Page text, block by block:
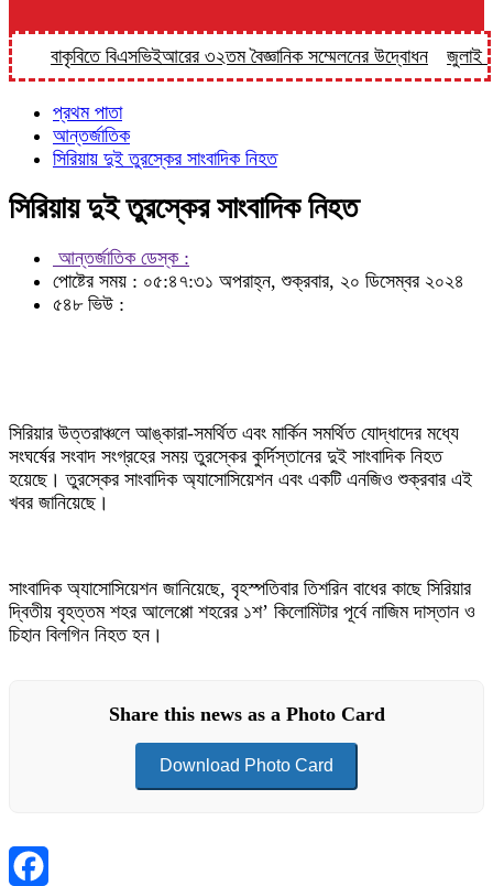
বাকৃবিতে বিএসভিইআরের ৩২তম বৈজ্ঞানিক সম্মেলনের উদ্বোধন জুলাই
প্রথম পাতা
আন্তর্জাতিক
সিরিয়ায় দুই তুরস্কের সাংবাদিক নিহত
সিরিয়ায় দুই তুরস্কের সাংবাদিক নিহত
আন্তর্জাতিক ডেস্ক :
পোষ্টের সময় : ০৫:৪৭:৩১ অপরাহ্ন, শুক্রবার, ২০ ডিসেম্বর ২০২৪
৫৪৮ ভিউ :
সিরিয়ার উত্তরাঞ্চলে আঙ্কারা-সমর্থিত এবং মার্কিন সমর্থিত যোদ্ধাদের মধ্যে
সংঘর্ষের সংবাদ সংগ্রহের সময় তুরস্কের কুর্দিস্তানের দুই সাংবাদিক নিহত
হয়েছে। তুরস্কের সাংবাদিক অ্যাসোসিয়েশন এবং একটি এনজিও শুক্রবার এই
খবর জানিয়েছে।
সাংবাদিক অ্যাসোসিয়েশন জানিয়েছে, বৃহস্পতিবার তিশরিন বাধের কাছে সিরিয়ার
দ্বিতীয় বৃহত্তম শহর আলেপ্পো শহরের ১শ’ কিলোমিটার পূর্বে নাজিম দাস্তান ও
চিহান বিলগিন নিহত হন।
Share this news as a Photo Card
Download Photo Card